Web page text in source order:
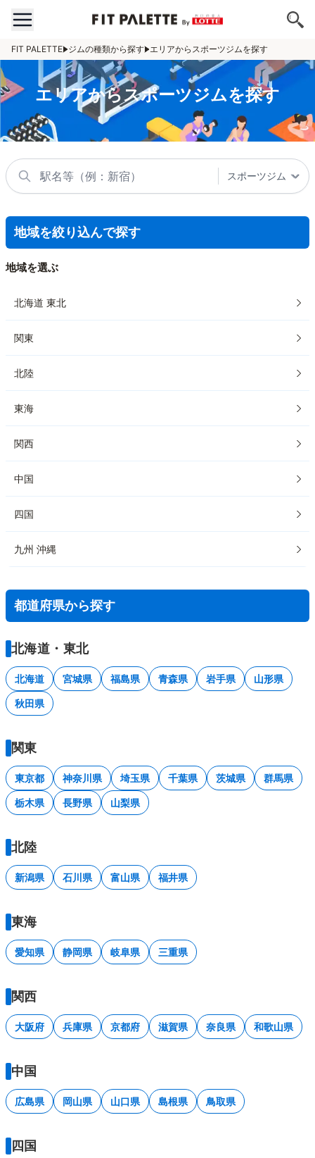
FIT PALETTE ジムの種類から探す エリアからスポーツジムを探す
エリアからスポーツジムを探す
地域を絞り込んで探す
地域を選ぶ
北海道 東北
関東
北陸
東海
関西
中国
四国
九州 沖縄
都道府県から探す
北海道・東北
北海道 宮城県 福島県 青森県 岩手県 山形県
秋田県
関東
東京都 神奈川県 埼玉県 千葉県 茨城県 群馬県
栃木県 長野県 山梨県
北陸
新潟県 石川県 富山県 福井県
東海
愛知県 静岡県 岐阜県 三重県
関西
大阪府 兵庫県 京都府 滋賀県 奈良県 和歌山県
中国
広島県 岡山県 山口県 島根県 鳥取県
四国